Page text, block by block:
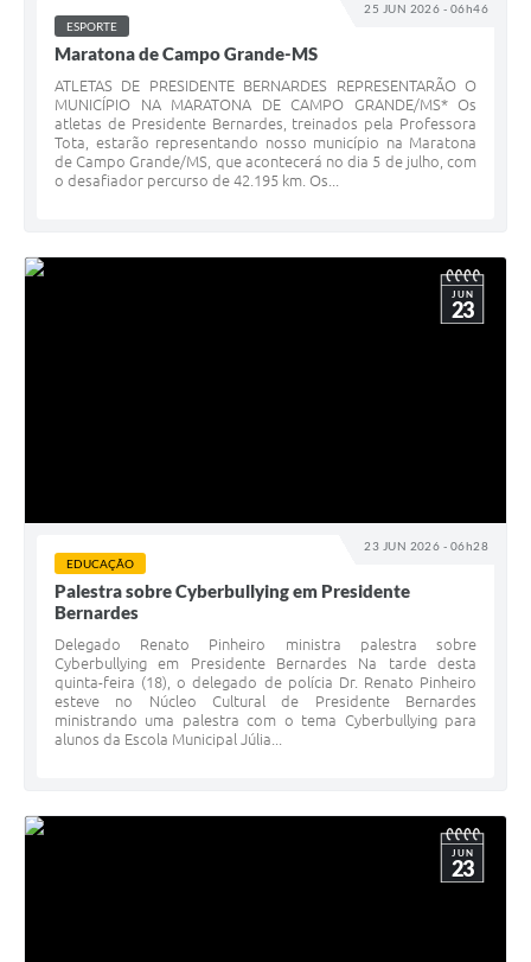
25 JUN 2026 - 06h46
ESPORTE
Maratona de Campo Grande-MS
ATLETAS DE PRESIDENTE BERNARDES REPRESENTARÃO O
MUNICÍPIO NA MARATONA DE CAMPO GRANDE/MS* Os
atletas de Presidente Bernardes, treinados pela Professora
Tota, estarão representando nosso município na Maratona
de Campo Grande/MS, que acontecerá no dia 5 de julho, com
o desafiador percurso de 42.195 km. Os...
23 JUN 2026 - 06h28
JUN
23
EDUCAÇÃO
Palestra sobre Cyberbullying em Presidente
Bernardes
Delegado Renato Pinheiro ministra palestra sobre
Cyberbullying em Presidente Bernardes Na tarde desta
quinta-feira (18), o delegado de polícia Dr. Renato Pinheiro
esteve no Núcleo Cultural de Presidente Bernardes
ministrando uma palestra com o tema Cyberbullying para
alunos da Escola Municipal Júlia...
JUN
23